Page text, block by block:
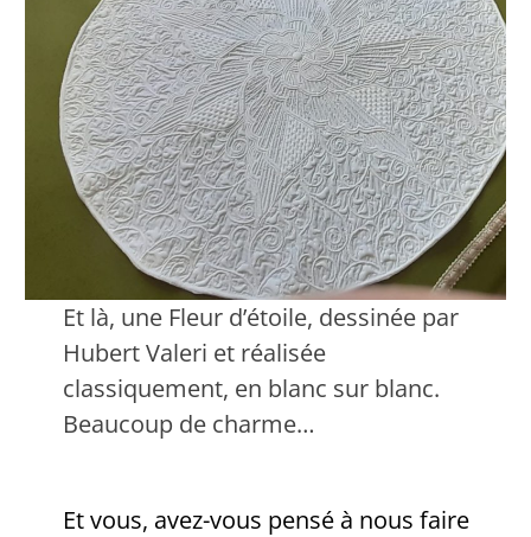
Et là, une Fleur d’étoile, dessinée par
Hubert Valeri et réalisée
classiquement, en blanc sur blanc.
Beaucoup de charme…
Et vous, avez-vous pensé à nous faire